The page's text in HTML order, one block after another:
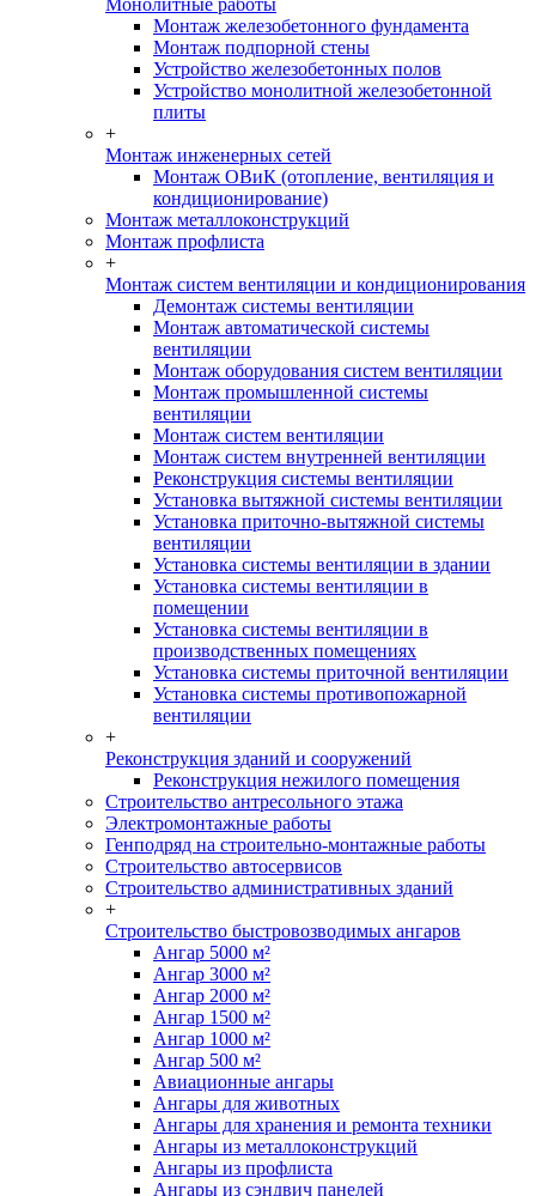
Монолитные работы
Монтаж железобетонного фундамента
Монтаж подпорной стены
Устройство железобетонных полов
Устройство монолитной железобетонной
плиты
+
Монтаж инженерных сетей
Монтаж ОВиК (отопление, вентиляция и
кондиционирование)
Монтаж металлоконструкций
Монтаж профлиста
+
Монтаж систем вентиляции и кондиционирования
Демонтаж системы вентиляции
Монтаж автоматической системы
вентиляции
Монтаж оборудования систем вентиляции
Монтаж промышленной системы
вентиляции
Монтаж систем вентиляции
Монтаж систем внутренней вентиляции
Реконструкция системы вентиляции
Установка вытяжной системы вентиляции
Установка приточно-вытяжной системы
вентиляции
Установка системы вентиляции в здании
Установка системы вентиляции в
помещении
Установка системы вентиляции в
производственных помещениях
Установка системы приточной вентиляции
Установка системы противопожарной
вентиляции
+
Реконструкция зданий и сооружений
Реконструкция нежилого помещения
Строительство антресольного этажа
Электромонтажные работы
Генподряд на строительно-монтажные работы
Строительство автосервисов
Строительство административных зданий
+
Строительство быстровозводимых ангаров
Ангар 5000 м²
Ангар 3000 м²
Ангар 2000 м²
Ангар 1500 м²
Ангар 1000 м²
Ангар 500 м²
Авиационные ангары
Ангары для животных
Ангары для хранения и ремонта техники
Ангары из металлоконструкций
Ангары из профлиста
Ангары из сэндвич панелей